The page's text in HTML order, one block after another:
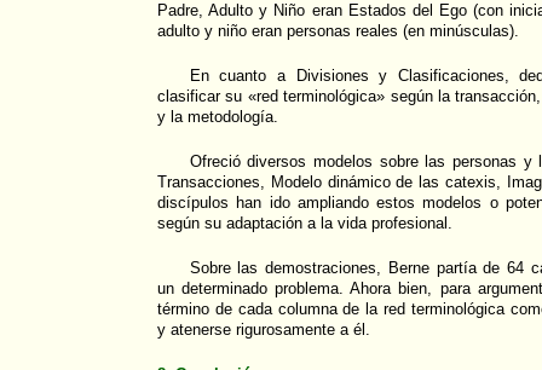
Padre, Adulto y Niño eran Estados del Ego (con
adulto y niño eran personas reales (en minúsculas).
En cuanto a Divisiones y Clasificaciones,
clasificar su «red terminológica» según la
y la metodología.
Ofreció diversos modelos sobre las personas
Transacciones, Modelo dinámico de las catexis,
discípulos han ido ampliando estos modelos o
según su adaptación a la vida profesional.
Sobre las demostraciones, Berne partía de 64
un determinado problema. Ahora bien, para
término de cada columna de la red terminológica
y atenerse rigurosamente a él.